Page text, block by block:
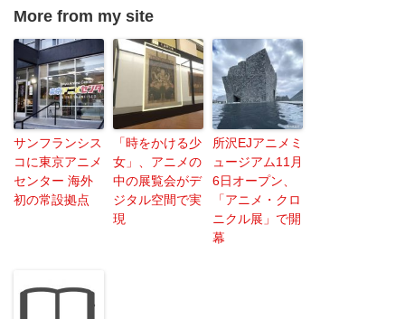
More from my site
サンフランシス
コに東京アニメ
センター 海外
初の常設拠点
「時をかける少
女」、アニメの
中の展覧会がデ
ジタル空間で実
現
所沢EJアニメミ
ュージアム11月
6日オープン、
「アニメ・クロ
ニクル展」で開
幕